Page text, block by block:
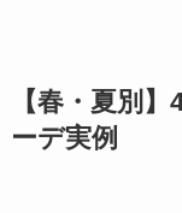
【春・夏別
ーデ実例